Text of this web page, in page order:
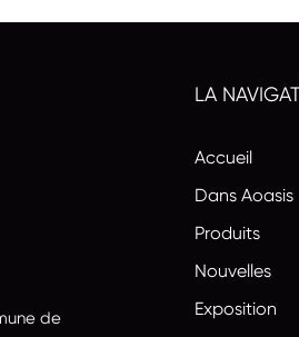
de
LA
Accueil
Dans Aoasis
Produits
Nouvelles
Exposition